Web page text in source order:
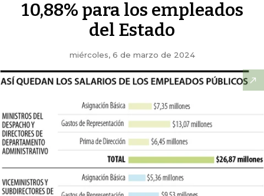
10,88% para los empleados
del Estado
miércoles, 6 de marzo de 2024